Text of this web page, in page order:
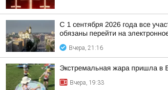
С 1 сентября 2026 года все
обязаны перейти на
Вчера, 21:16
Экстремальная жара пришла в
Вчера, 19:33